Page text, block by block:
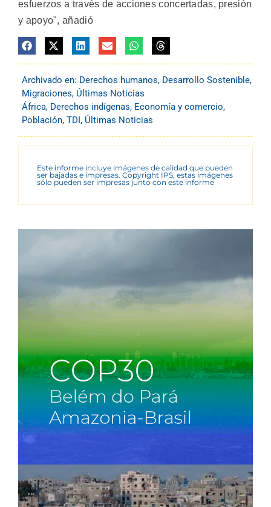
esfuerzos a través de acciones concertadas, presión
y apoyo", añadió
Archivado en: Derechos humanos, Desarrollo Sostenible,
Migraciones, Últimas Noticias
África, Derechos indígenas, Economía y comercio,
Población, TDI , Últimas Noticias
Este informe incluye imágenes de calidad que pueden
ser bajadas e impresas. Copyright IPS, estas imágenes
sólo pueden ser impresas junto con este informe